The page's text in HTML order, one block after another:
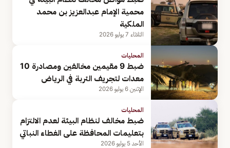
محمية الإمام عبدالعزيز بن محمد
الملكية
الثلاثاء 7 يوليو 2026
المحليات
ضبط 9 مقيمين مخالفين ومصادرة 10
معدات لتجريف التربة في الرياض
الإثنين 6 يوليو 2026
المحليات
ضبط مخالف لنظام البيئة لعدم الالتزام
بتعليمات المحافظة على الغطاء النباتي
الأحد 5 يوليو 2026